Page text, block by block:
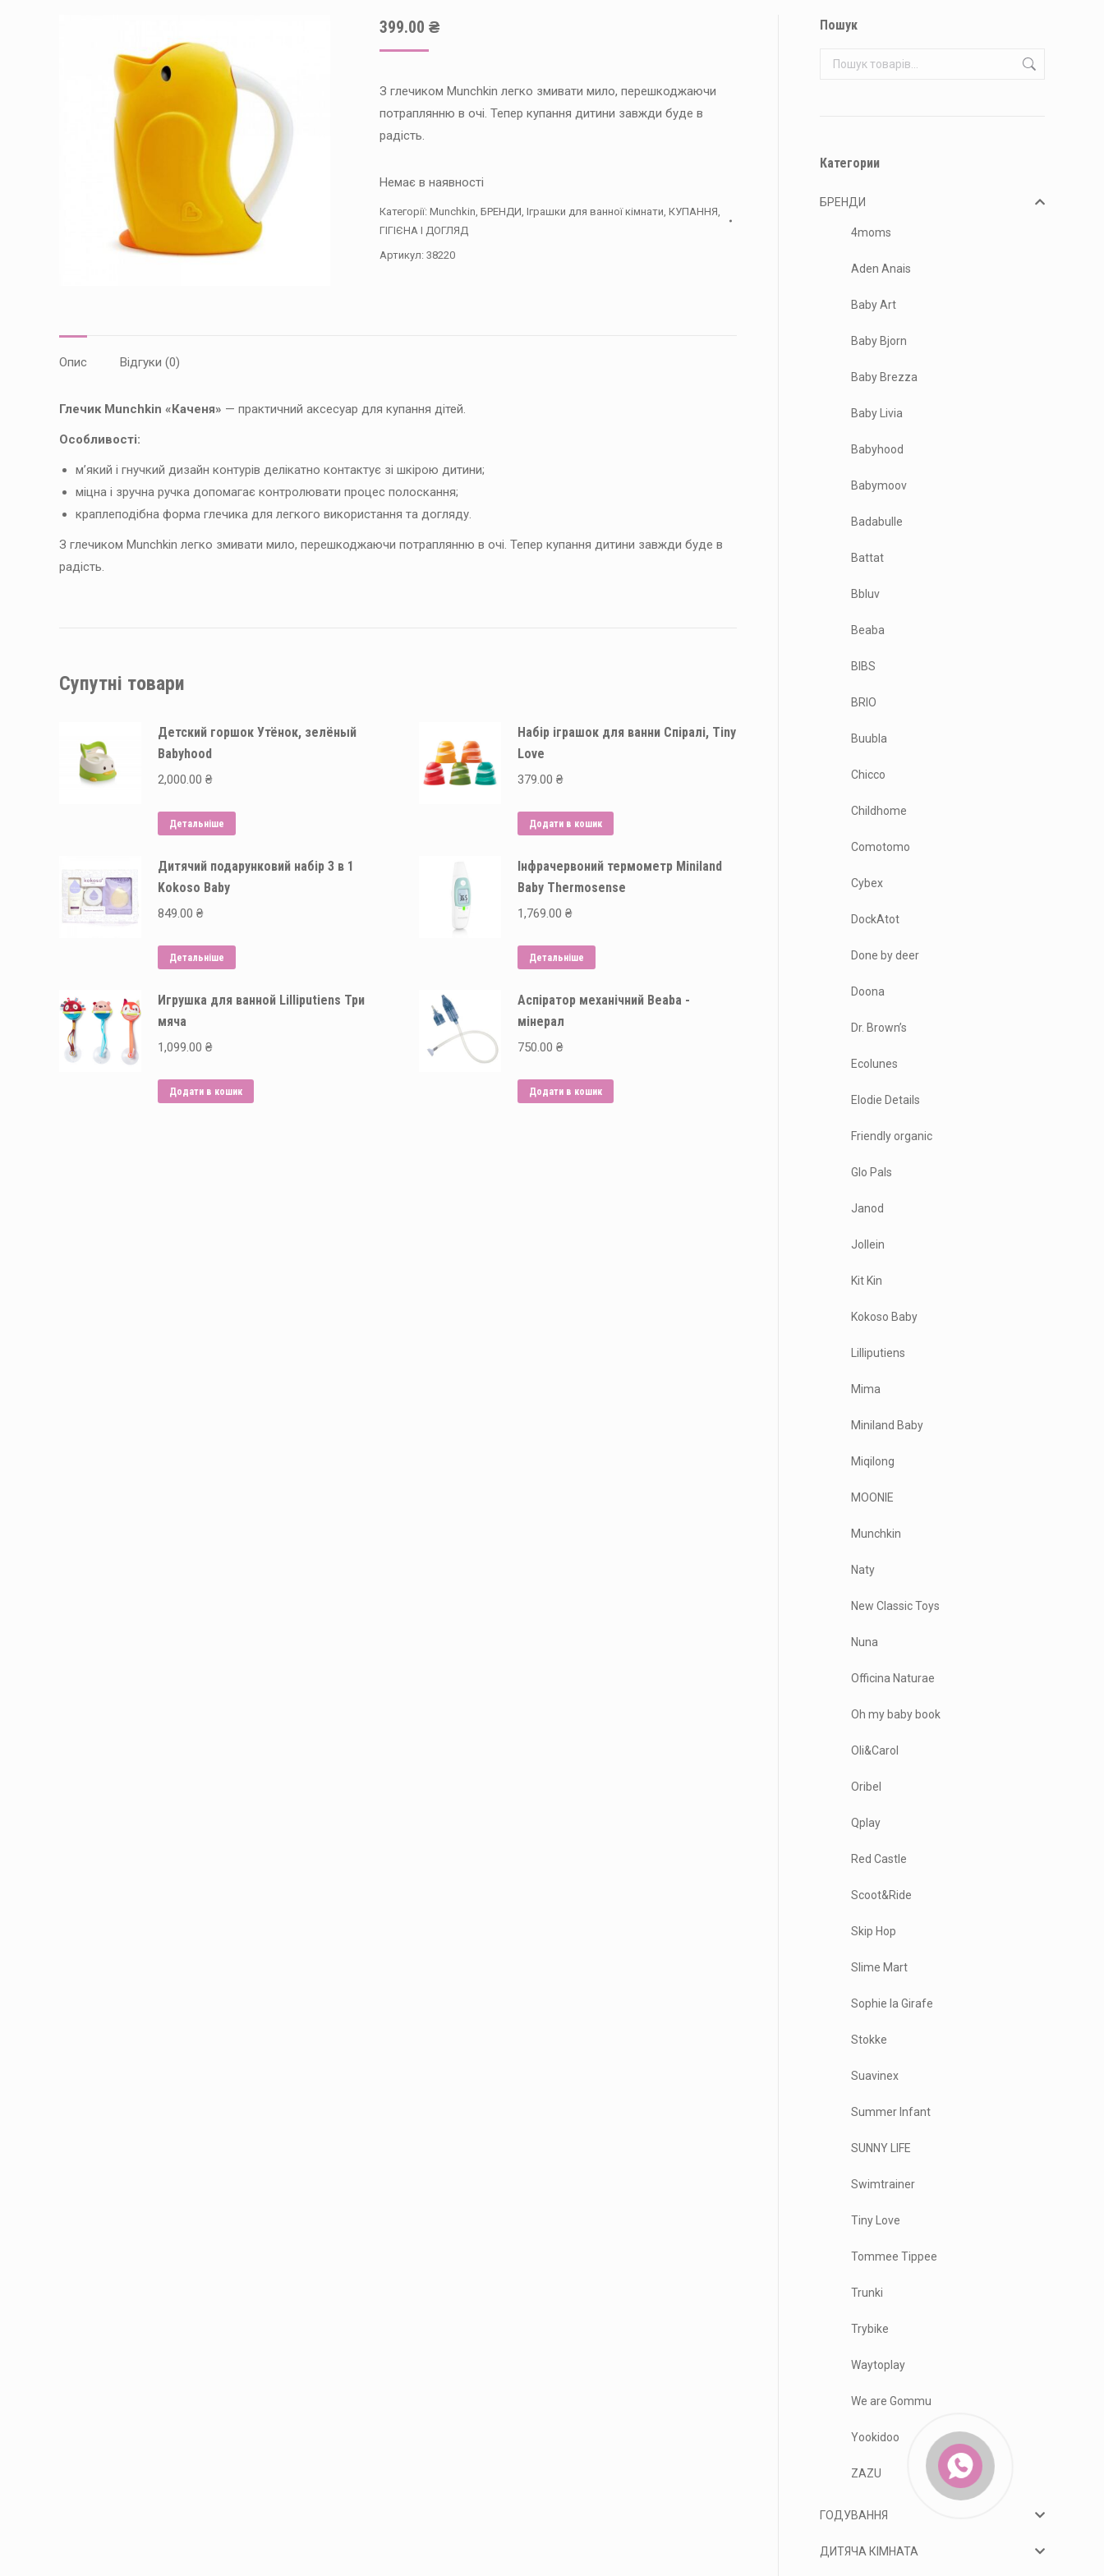
399.00 ₴
З глечиком Munchkin легко змивати мило, перешкоджаючи
потраплянню в очі. Тепер купання дитини завжди буде в
радість.
Немає в наявності
Категорії: Munchkin, БРЕНДИ, Іграшки для ванної кімнати, КУПАННЯ,
ГІГІЄНА І ДОГЛЯД
Артикул: 38220
Опис Відгуки (0)
Глечик Munchkin «Каченя» — практичний аксесуар для купання дітей.
Особливості:
м’який і гнучкий дизайн контурів делікатно контактує зі шкірою дитини;
міцна і зручна ручка допомагає контролювати процес полоскання;
краплеподібна форма глечика для легкого використання та догляду.
З глечиком Munchkin легко змивати мило, перешкоджаючи потраплянню в очі. Тепер купання дитини завжди буде в
радість.
Супутні товари
Детский горшок Утёнок, зелёный
Babyhood
2,000.00 ₴
Детальніше
Набір іграшок для ванни Спіралі, Tiny
Love
379.00 ₴
Додати в кошик
Дитячий подарунковий набір 3 в 1
Kokoso Baby
849.00 ₴
Детальніше
Інфрачервоний термометр Miniland
Baby Thermosense
1,769.00 ₴
Детальніше
Игрушка для ванной Lilliputiens Три
мяча
1,099.00 ₴
Додати в кошик
Аспіратор механічний Beaba -
мінерал
750.00 ₴
Додати в кошик
Пошук
Категории
БРЕНДИ
4moms
Aden Anais
Baby Art
Baby Bjorn
Baby Brezza
Baby Livia
Babyhood
Babymoov
Badabulle
Battat
Bbluv
Beaba
BIBS
BRIO
Buubla
Chicco
Childhome
Comotomo
Cybex
DockAtot
Done by deer
Doona
Dr. Brown’s
Ecolunes
Elodie Details
Friendly organic
Glo Pals
Janod
Jollein
Kit Kin
Kokoso Baby
Lilliputiens
Mima
Miniland Baby
Miqilong
MOONIE
Munchkin
Naty
New Classic Toys
Nuna
Officina Naturae
Oh my baby book
Oli&Carol
Oribel
Qplay
Red Castle
Scoot&Ride
Skip Hop
Slime Mart
Sophie la Girafe
Stokke
Suavinex
Summer Infant
SUNNY LIFE
Swimtrainer
Tiny Love
Tommee Tippee
Trunki
Trybike
Waytoplay
We are Gommu
Yookidoo
ZAZU
ГОДУВАННЯ
ДИТЯЧА КІМНАТА